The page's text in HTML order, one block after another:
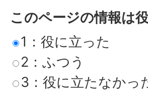
このページの情報は
1：役に立った
2：ふつう
3：役に立たなかっ